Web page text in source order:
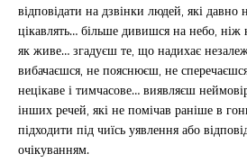
відповідати на дзвінки людей, які
цікавлять… більше дивишся на небо, ніж
як живе… згадуєш те, що надихає
вибачаєшся, не пояснюєш, не
нецікаве і тимчасове… виявляєш
інших речей, які не помічав раніше в
підходити під чиїсь уявлення або
очікуванням.